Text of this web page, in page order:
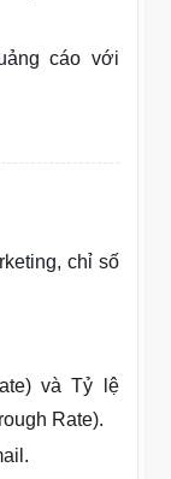
cáo với
chỉ số
và Tỷ lệ
Rate).